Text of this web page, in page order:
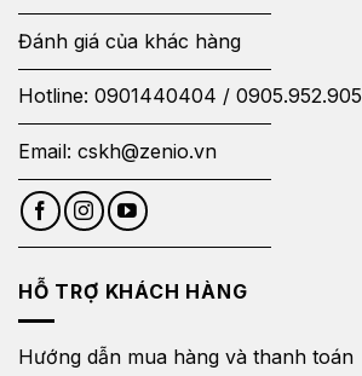
Đánh giá của khác hàng
Hotline: 0901440404 / 0905.952.905
Email: cskh@zenio.vn
HỖ TRỢ KHÁCH HÀNG
Hướng dẫn mua hàng và thanh toán